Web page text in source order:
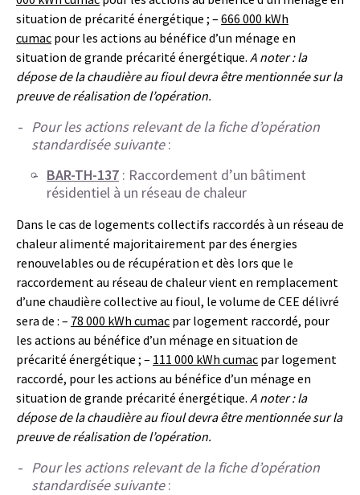
situation de précarité énergétique ; – 666 000 kWh
cumac pour les actions au bénéfice d’un ménage en
situation de grande précarité énergétique. A noter : la
dépose de la chaudière au fioul devra être mentionnée sur la
preuve de réalisation de l’opération.
Pour les actions relevant de la fiche d’opération
standardisée suivante:
BAR-TH-137 : Raccordement d’un bâtiment
résidentiel à un réseau de chaleur
Dans le cas de logements collectifs raccordés à un réseau de
chaleur alimenté majoritairement par des énergies
renouvelables ou de récupération et dès lors que le
raccordement au réseau de chaleur vient en remplacement
d’une chaudière collective au fioul, le volume de CEE délivré
sera de : – 78 000 kWh cumac par logement raccordé, pour
les actions au bénéfice d’un ménage en situation de
précarité énergétique ; – 111 000 kWh cumac par logement
raccordé, pour les actions au bénéfice d’un ménage en
situation de grande précarité énergétique. A noter : la
dépose de la chaudière au fioul devra être mentionnée sur la
preuve de réalisation de l’opération.
Pour les actions relevant de la fiche d’opération
standardisée suivante: